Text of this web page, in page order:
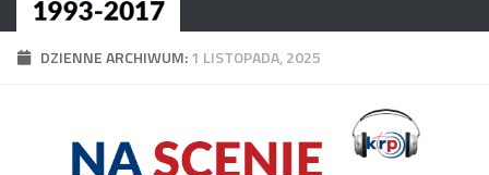
DZIENNE ARCHIWUM:1 LISTOPADA, 2025